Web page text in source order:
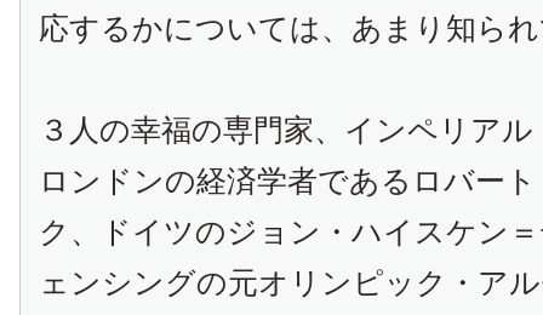
応するかについては、あまり知ら
３人の幸福の専門家、インペリア
ロンドンの経済学者であるロバー
ク、ドイツのジョン・ハイスケン
ェンシングの元オリンピック・ア